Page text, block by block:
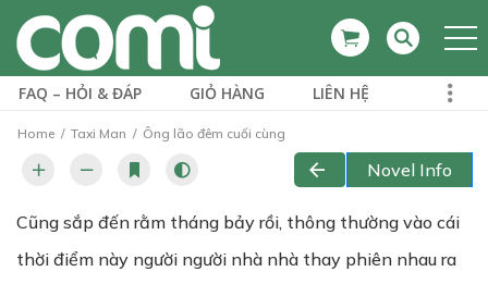
FAQ – HỎI & ĐÁP GIỎ HÀNG LIÊN HỆ
Home Taxi Man Ông lão đêm cuối cùng
Novel Info
Cũng sắp đến rằm tháng bảy rồi, thông thường vào cái
thời điểm này người người nhà nhà thay phiên nhau ra